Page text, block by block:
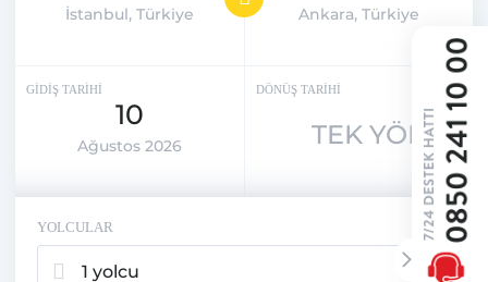
İstanbul, Türkiye Ankara, Türkiye
GİDİŞ TARİHİ
10
Ağustos 2026
DÖNÜŞ TARİHİ
TEK YÖN
YOLCULAR
1 yolcu